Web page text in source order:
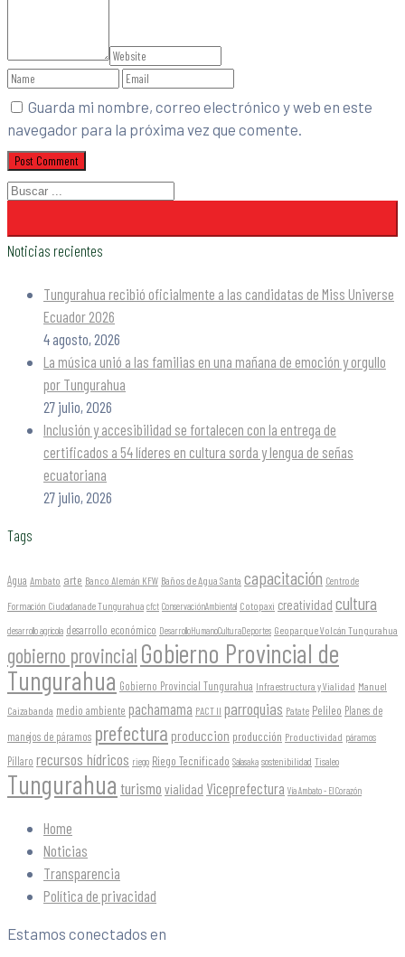
Guarda mi nombre, correo electrónico y web en este
navegador para la próxima vez que comente.
Noticias recientes
Tungurahua recibió oficialmente a las candidatas de Miss Universe
Ecuador 2026
4 agosto, 2026
La música unió a las familias en una mañana de emoción y orgullo
por Tungurahua
27 julio, 2026
Inclusión y accesibilidad se fortalecen con la entrega de
certificados a 54 líderes en cultura sorda y lengua de señas
ecuatoriana
27 julio, 2026
Tags
Agua Ambato arte Banco Alemán KFW Baños de Agua Santa capacitación Centro de
Formación Ciudadana de Tungurahua cfct ConservaciónAmbiental Cotopaxi creatividad cultura
desarrollo agrícola desarrollo económico DesarrolloHumanoCulturaDeportes Geoparque Volcán Tungurahua
gobierno provincial Gobierno Provincial de
Tungurahua Gobierno Provincial Tungurahua Infraestructura y Vialidad Manuel
Caizabanda medio ambiente pachamama PACT II parroquias Patate Pelileo Planes de
manejos de páramos prefectura produccion producción Productividad páramos
Píllaro recursos hídricos riego Riego Tecnificado Salasaka sostenibilidad Tisaleo
Tungurahua turismo vialidad Viceprefectura Vía Ambato - El Corazón
Home
Noticias
Transparencia
Política de privacidad
Estamos conectados en